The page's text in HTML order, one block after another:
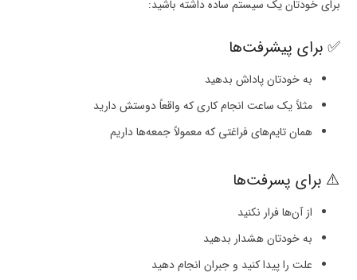
برای خودتان یک سیستم ساده داشته باشید:
✅ برای پیشرفت‌ها
به خودتان پاداش بدهید
مثلاً یک ساعت انجام کاری که واقعاً دوستش دارید
همان تایم‌های فراغتی که معمولاً جمعه‌ها داریم
⚠️ برای پسرفت‌ها
از آن‌ها فرار نکنید
به خودتان هشدار بدهید
علت را پیدا کنید و جبران انجام دهید